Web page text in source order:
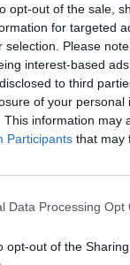
opt-out of the sale,
for targeted
selection. Please
interest-based
to third
of your personal
This information may
Participants that may
Data Processing Opt
opt-out of the
σε
το
κοπέλα, ενώ
και για την
της εστίασης
συμμετείχε